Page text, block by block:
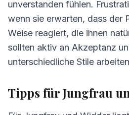
unverstanden fühlen.
wenn sie erwarten, dass der
Weise reagiert, die ihnen
sollten aktiv an Akzeptanz
unterschiedliche Stile
Tipps für Jungfrau